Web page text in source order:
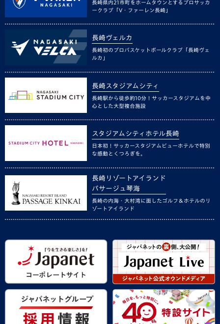
長崎県内21市町をホームタウンとするプロサッカ
ークラブ「V・ファーレン長崎」
長崎ヴェルカ
長崎初のプロバスケットボールクラブ「長崎ヴェ
ルカ」
長崎スタジアムシティ
長崎駅から徒歩約10分！サッカースタジアムを中
心とした大型複合施設
スタジアムシティホテル長崎
日本初！サッカースタジアムビューホテルで特別
な感動とくつろぎを。
長崎リゾートアイランド
パサージュ琴海
長崎の内海・大村湾に面したゴルフ＆ホテルのリ
ゾートアイランド